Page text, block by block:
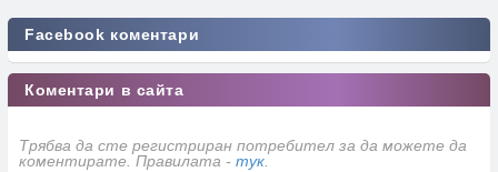
Facebook коментари
Коментари в сайта
Трябва да сте регистриран потребител за да можете да
коментирате. Правилата - тук